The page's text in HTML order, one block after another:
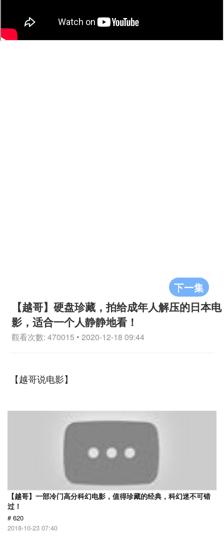
下一集
【越哥】硬盘珍藏，拍给成年人解压的日本电
影，适合一个人静静地看！
觀看次數: 470015 • 2020-12-18 09:44
【越哥说电影】
【越哥】一部冷门高分科幻电影，值得珍藏的经典，科幻迷不可错
过！
# 620
2018-10-23 07:40